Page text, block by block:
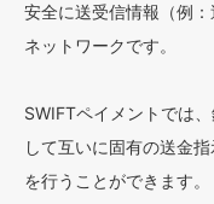
安全に送受信情報（例
ネットワークです。
SWIFTペイメントでは
して互いに固有の送金
を行うことができます。